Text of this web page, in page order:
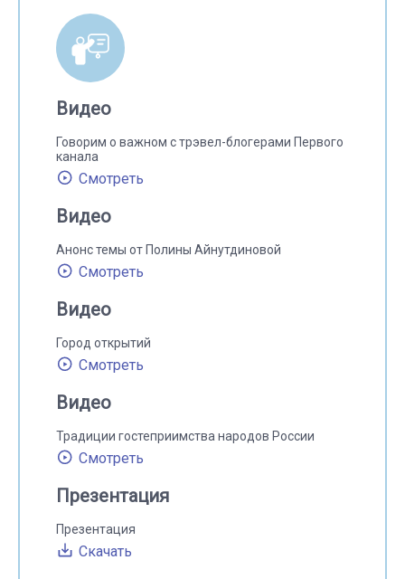
Видео
Говорим о важном с трэвел-блогерами Первого
канала
Смотреть
Видео
Анонс темы от Полины Айнутдиновой
Смотреть
Видео
Город открытий
Смотреть
Видео
Традиции гостеприимства народов России
Смотреть
Презентация
Презентация
Скачать